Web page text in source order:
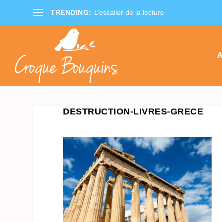
TRENDING: L’escalier de la lecture
DESTRUCTION-LIVRES-GRECE